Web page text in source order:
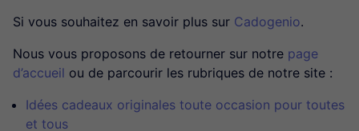
Si vous souhaitez en savoir plus sur Cadogenio.
Nous vous proposons de retourner sur notre page
d’accueil ou de parcourir les rubriques de notre site :
Idées cadeaux originales toute occasion pour toutes
et tous